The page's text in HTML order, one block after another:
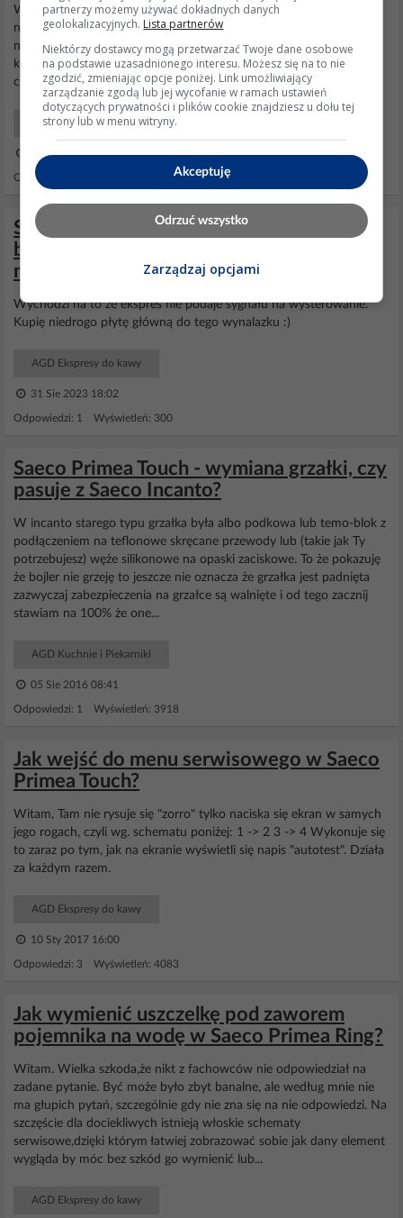
Witam, problem naprawiony, aż wstyd przyznać się :) W instrukcji
nie było napisane,że na czas usuwania kamienia zgodnie z opisem
należy wyjąć filtr z pojemnika i to było problemem, trwało mi to
kilka dni :) Innych problemów technicznych nigdy nie miałem
chociaż kawowar jest już wiekowy.
AGD Użytkowy
06 Paź 2013 18:31
Odpowiedzi: 2 Wyświetleń: 7806
Saeco Primea Touch Plus SUP030ADR –
błąd 1, który układ steruje triakiem
młynka?
Wychodzi na to że ekspres nie podaje sygnału na wysterowanie.
Kupię niedrogo płytę główną do tego wynalazku :)
AGD Ekspresy do kawy
31 Sie 2023 18:02
Odpowiedzi: 1 Wyświetleń: 300
Saeco Primea Touch - wymiana grzałki, czy
pasuje z Saeco Incanto?
W incanto starego typu grzałka była albo podkowa lub temo-blok z
podłączeniem na teflonowe skręcane przewody lub (takie jak Ty
potrzebujesz) węże silikonowe na opaski zaciskowe. To że pokazuję
że bojler nie grzeję to jeszcze nie oznacza że grzałka jest padnięta
zazwyczaj zabezpieczenia na grzałce są walnięte i od tego zacznij
stawiam na 100% że one...
AGD Kuchnie i Piekarniki
05 Sie 2016 08:41
Odpowiedzi: 1 Wyświetleń: 3918
Jak wejść do menu serwisowego w Saeco
Primea Touch?
Witam, Tam nie rysuje się "zorro" tylko naciska się ekran w samych
jego rogach, czyli wg. schematu poniżej: 1 -> 2 3 -> 4 Wykonuje się
to zaraz po tym, jak na ekranie wyświetli się napis "autotest". Działa
za każdym razem.
AGD Ekspresy do kawy
10 Sty 2017 16:00
Odpowiedzi: 3 Wyświetleń: 4083
Jak wymienić uszczelkę pod zaworem
pojemnika na wodę w Saeco Primea Ring?
Witam. Wielka szkoda,że nikt z fachowców nie odpowiedział na
zadane pytanie. Być może było zbyt banalne, ale według mnie nie
ma głupich pytań, szczególnie gdy nie zna się na nie odpowiedzi. Na
szczęście dla dociekliwych istnieją włoskie schematy
serwisowe,dzięki którym łatwiej zobrazować sobie jak dany element
wygląda by móc bez szkód go wymienić lub...
AGD Ekspresy do kawy
partnerzy możemy używać dokładnych danych
geolokalizacyjnych. Lista partnerów
Niektórzy dostawcy mogą przetwarzać Twoje dane osobowe
na podstawie uzasadnionego interesu. Możesz się na to nie
zgodzić, zmieniając opcje poniżej. Link umożliwiający
zarządzanie zgodą lub jej wycofanie w ramach ustawień
dotyczących prywatności i plików cookie znajdziesz u dołu tej
strony lub w menu witryny.
Akceptuję
Odrzuć wszystko
Zarządzaj opcjami